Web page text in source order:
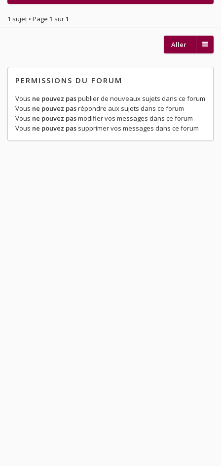
1 sujet • Page 1 sur1
Aller
PERMISSIONS DU FORUM
Vous ne pouvez paspublier de nouveaux sujets dans ce forum
Vous ne pouvez pasrépondre aux sujets dans ce forum
Vous ne pouvez pasmodifier vos messages dans ce forum
Vous ne pouvez pas supprimer vos messages dans ce forum